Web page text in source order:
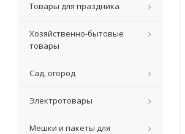
Товары для праздника
Хозяйственно-бытовые
товары
Сад, огород
Электротовары
Мешки и пакеты для